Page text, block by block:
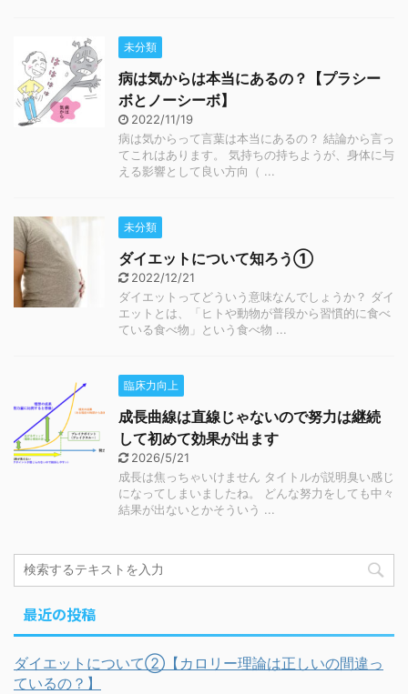
未分類
病は気からは本当にあるの？【プラシー
ボとノーシーボ】
2022/11/19
病は気からって言葉は本当にあるの？ 結論から言っ
てこれはあります。 気持ちの持ちようが、身体に与
える影響として良い方向（ ...
未分類
ダイエットについて知ろう①
2022/12/21
ダイエットってどういう意味なんでしょうか？ ダイ
エットとは、「ヒトや動物が普段から習慣的に食べ
ている食べ物」という食べ物 ...
臨床力向上
成長曲線は直線じゃないので努力は継続
して初めて効果が出ます
2026/5/21
成長は焦っちゃいけません タイトルが説明臭い感じ
になってしまいましたね。 どんな努力をしても中々
結果が出ないとかそういう ...
最近の投稿
ダイエットについて②【カロリー理論は正しいの間違っ
ているの？】